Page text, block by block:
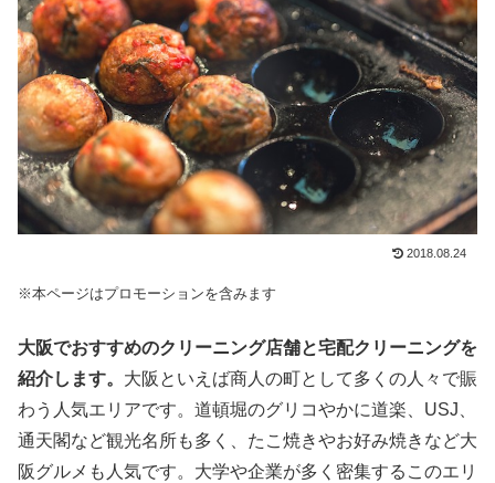
2018.08.24
※本ページはプロモーションを含みます
大阪でおすすめのクリーニング店舗と宅配クリーニングを
紹介します。 大阪といえば商人の町として多くの人々で賑
わう人気エリアです。道頓堀のグリコやかに道楽、USJ、
通天閣など観光名所も多く、たこ焼きやお好み焼きなど大
阪グルメも人気です。大学や企業が多く密集するこのエリ